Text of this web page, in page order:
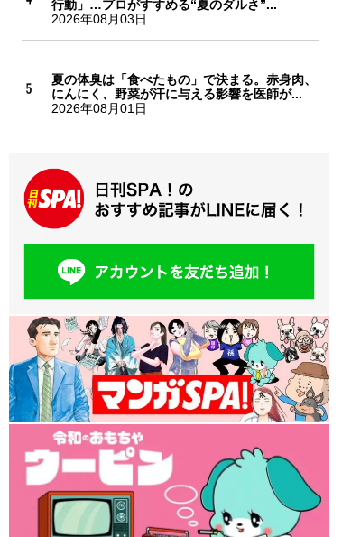
行動」…プロがすすめる“夏のダルさ”...
2026年08月03日
夏の体臭は「食べたもの」で決まる。赤身肉、
にんにく、野菜が汗に与える影響を医師が...
2026年08月01日